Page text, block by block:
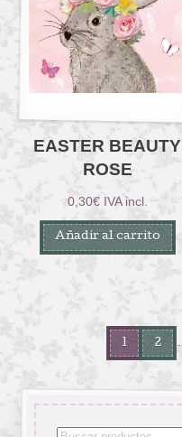
EASTER BEAUTY
ROSE
0,30€ IVA incl.
Añadir al carrito
1 2